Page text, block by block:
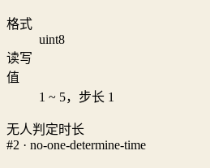
格式
uint8
读写
值
1 ~ 5，步长 1
无人判定时长
#2 · no-one-determine-time